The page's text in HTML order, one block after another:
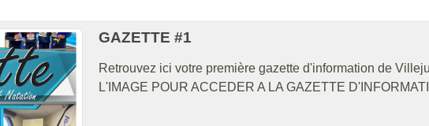
GAZETTE #1
Retrouvez ici votre première gazette d'information de
L'IMAGE POUR ACCEDER A LA GAZETTE